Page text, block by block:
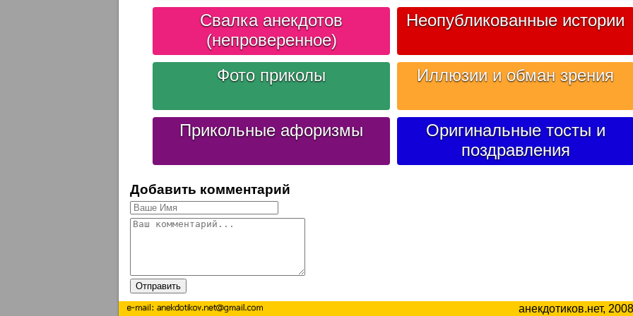
Свалка анекдотов
(непроверенное)
Неопубликованные истории
Фото приколы Иллюзии и обман зрения
Прикольные афоризмы
Оригинальные тосты и
поздравления
Добавить комментарий
анекдотиков.нет,